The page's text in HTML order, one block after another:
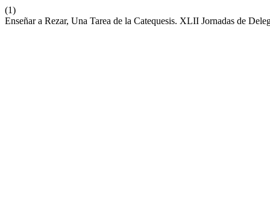
(1)
Enseñar a Rezar, Una Tarea de la Catequesis. XLII Jornadas de